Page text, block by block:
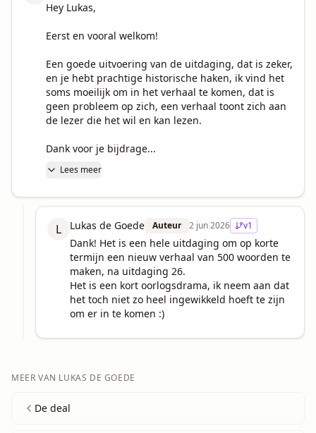
Hey Lukas,
Eerst en vooral welkom!
Een goede uitvoering van de uitdaging, dat is zeker,
en je hebt prachtige historische haken, ik vind het
soms moeilijk om in het verhaal te komen, dat is
geen probleem op zich, een verhaal toont zich aan
de lezer die het wil en kan lezen.
Dank voor je bijdrage...
Lees meer
L Lukas de Goede Auteur 2 jun 2026 v1
Dank! Het is een hele uitdaging om op korte
termijn een nieuw verhaal van 500 woorden te
maken, na uitdaging 26.
Het is een kort oorlogsdrama, ik neem aan dat
het toch niet zo heel ingewikkeld hoeft te zijn
om er in te komen :)
MEER VAN LUKAS DE GOEDE
De deal